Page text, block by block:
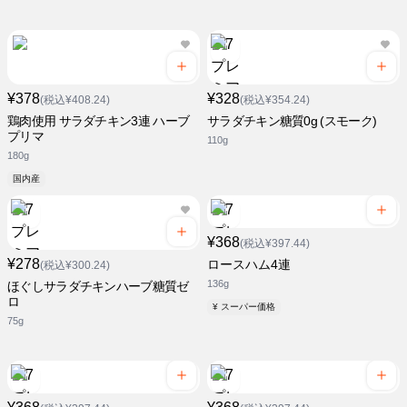
¥378(税込¥408.24)
鶏肉使用 サラダチキン3連 ハーブ
プリマ
180g
国内産
¥328(税込¥354.24)
サラダチキン糖質0g (スモーク)
110g
¥278(税込¥300.24)
ほぐしサラダチキンハーブ糖質ゼ
ロ
75g
¥368(税込¥397.44)
ロースハム4連
136g
¥ スーパー価格